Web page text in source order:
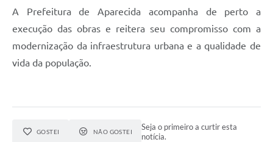
A Prefeitura de Aparecida acompanha de perto a
execução das obras e reitera seu compromisso com a
modernização da infraestrutura urbana e a qualidade de
vida da população.
GOSTEI NÃO GOSTEI
Seja o primeiro a curtir esta
notícia.